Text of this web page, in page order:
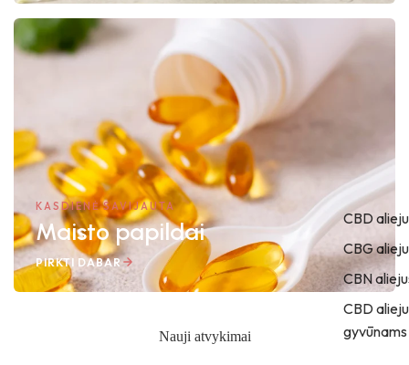
CBD
CBG
CBN
CBD
gyvūnams
KASDIENĖ SAVIJAUTA
Maisto papildai
PIRKTI DABAR
Nauji atvykimai